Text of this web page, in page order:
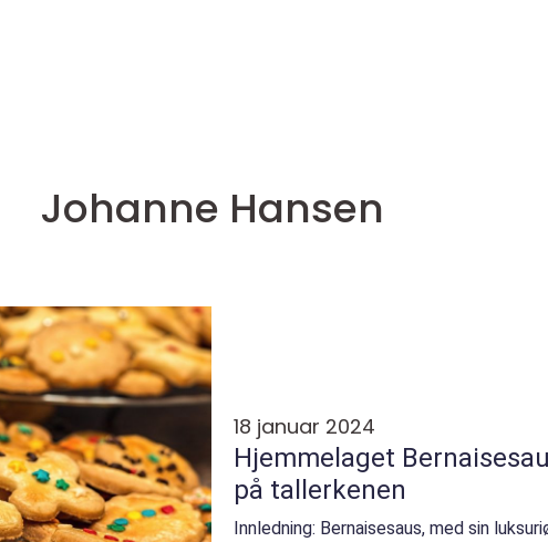
Johanne Hansen
18 januar 2024
Hjemmelaget
på tallerkenen
Innledning: Bernaisesaus, med sin